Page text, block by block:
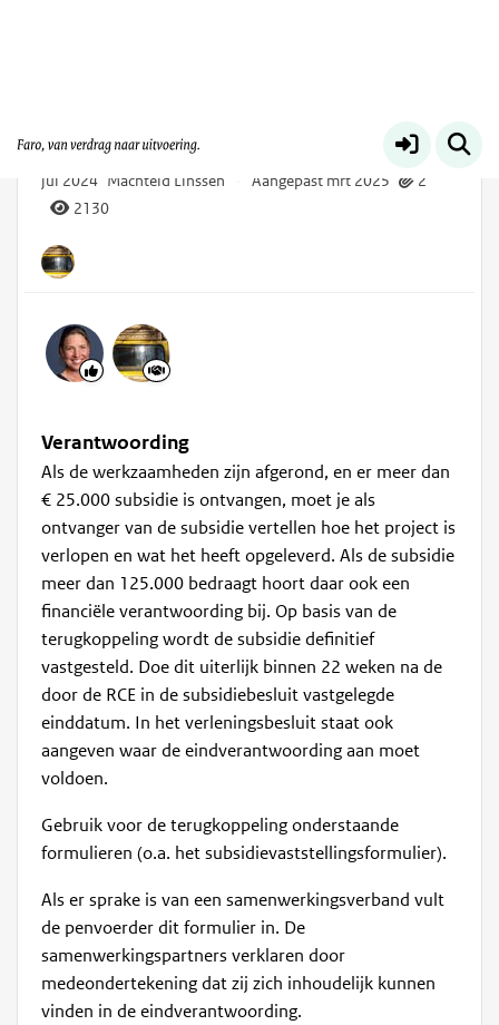
Format verantwoording
jul 2024 Machteld Linssen Aangepast mrt 2025
2
2130
Verantwoording
Als de werkzaamheden zijn afgerond, en er meer dan
€ 25.000 subsidie is ontvangen, moet je als
ontvanger van de subsidie vertellen hoe het project is
verlopen en wat het heeft opgeleverd. Als de subsidie
meer dan 125.000 bedraagt hoort daar ook een
financiële verantwoording bij. Op basis van de
terugkoppeling wordt de subsidie definitief
vastgesteld. Doe dit uiterlijk binnen 22 weken na de
door de RCE in de subsidiebesluit vastgelegde
einddatum. In het verleningsbesluit staat ook
aangeven waar de eindverantwoording aan moet
voldoen.
Gebruik voor de terugkoppeling onderstaande
formulieren (o.a. het subsidievaststellingsformulier).
Als er sprake is van een samenwerkingsverband vult
de penvoerder dit formulier in. De
samenwerkingspartners verklaren door
medeondertekening dat zij zich inhoudelijk kunnen
vinden in de eindverantwoording.